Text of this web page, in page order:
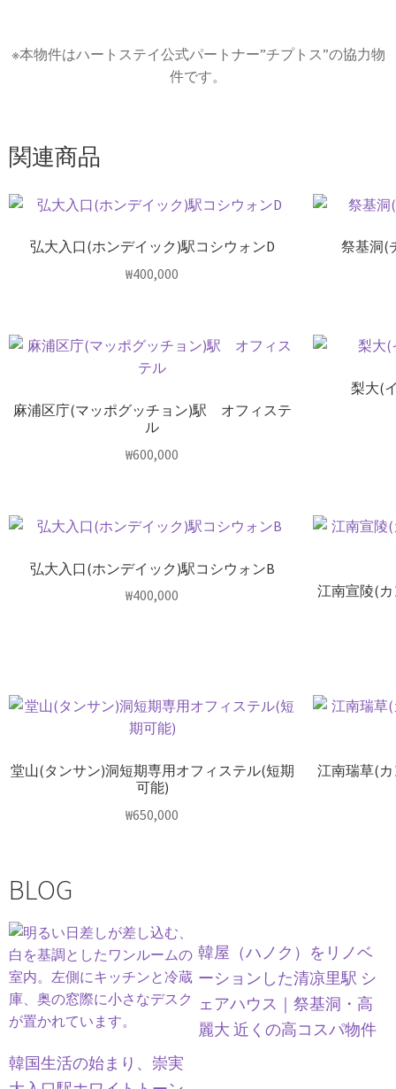
※本物件はハートステイ公式パートナー”チプトス”の協力物
件です。
関連商品
弘大入口(ホンデイック)駅コシウォンD
₩400,000
祭基洞(
麻浦区庁(マッポグッチョン)駅 オフィステ
ル
₩600,000
梨大(
弘大入口(ホンデイック)駅コシウォンB
₩400,000 江南宣陵(
堂山(タンサン)洞短期専用オフィステル(短期
可能)
₩650,000
江南瑞草(
BLOG
韓国生活の始まり、崇実
韓屋（ハノク）をリノベ
ーションした清凉里駅 シ
ェアハウス｜祭基洞・高
麗大 近くの高コスパ物件